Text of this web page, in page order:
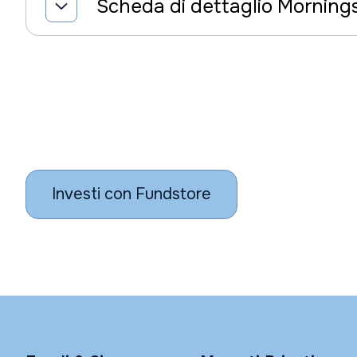
Scheda di dettaglio
Investi con Fundstore